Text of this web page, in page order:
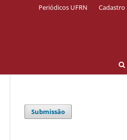
Periódicos UFRN Cadastro
Submissão